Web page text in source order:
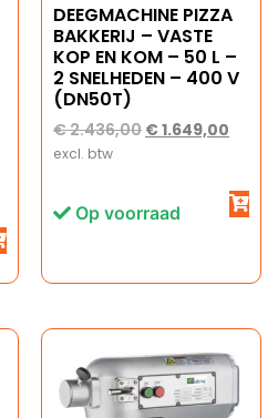
DEEGMACHINE PIZZA
BAKKERIJ – VASTE
KOP EN KOM – 50 L –
2 SNELHEDEN – 400 V
(DN50T)
€2.436,00 €1.649,00
excl. btw
Op voorraad